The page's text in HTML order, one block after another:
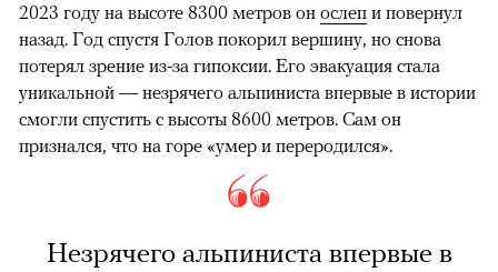
2023 году на высоте 8300 метров он ослеп и повернул
назад. Год спустя Голов покорил вершину, но снова
потерял зрение из-за гипоксии. Его эвакуация стала
уникальной — незрячего альпиниста впервые в истории
смогли спустить с высоты 8600 метров. Сам он
признался, что на горе «умер и переродился».
Незрячего альпиниста впервые в